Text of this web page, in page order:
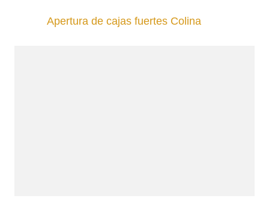
Apertura de cajas fuertes Colina